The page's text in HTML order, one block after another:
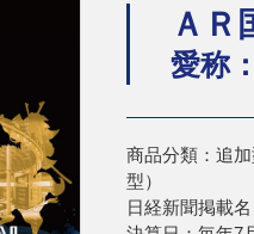
ＡＲ
愛称
商品分類：追
型）
日経新聞掲載